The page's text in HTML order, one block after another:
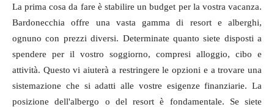
La prima cosa da fare è stabilire un budget per la vostra vacanza.
Bardonecchia offre una vasta gamma di resort e alberghi,
ognuno con prezzi diversi. Determinate quanto siete disposti a
spendere per il vostro soggiorno, compresi alloggio, cibo e
attività. Questo vi aiuterà a restringere le opzioni e a trovare una
sistemazione che si adatti alle vostre esigenze finanziarie. La
posizione dell'albergo o del resort è fondamentale. Se siete